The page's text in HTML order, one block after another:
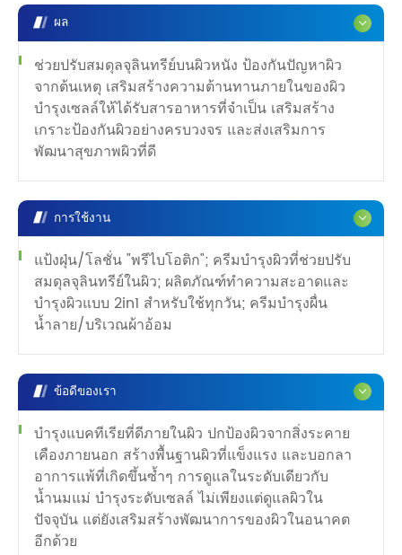
ผล
ช่วยปรับสมดุลจุลินทรีย์บนผิวหนัง ป้องกันปัญหาผิว
จากต้นเหตุ เสริมสร้างความต้านทานภายในของผิว
บำรุงเซลล์ให้ได้รับสารอาหารที่จำเป็น เสริมสร้าง
เกราะป้องกันผิวอย่างครบวงจร และส่งเสริมการ
พัฒนาสุขภาพผิวที่ดี
การใช้งาน
แป้งฝุ่น/โลชั่น "พรีไบโอติก"; ครีมบำรุงผิวที่ช่วยปรับ
สมดุลจุลินทรีย์ในผิว; ผลิตภัณฑ์ทำความสะอาดและ
บำรุงผิวแบบ 2in1 สำหรับใช้ทุกวัน; ครีมบำรุงผื่น
น้ำลาย/บริเวณผ้าอ้อม
ข้อดีของเรา
บำรุงแบคทีเรียที่ดีภายในผิว ปกป้องผิวจากสิ่งระคาย
เคืองภายนอก สร้างพื้นฐานผิวที่แข็งแรง และบอกลา
อาการแพ้ที่เกิดขึ้นซ้ำๆ การดูแลในระดับเดียวกับ
น้ำนมแม่ บำรุงระดับเซลล์ ไม่เพียงแต่ดูแลผิวใน
ปัจจุบัน แต่ยังเสริมสร้างพัฒนาการของผิวในอนาคต
อีกด้วย